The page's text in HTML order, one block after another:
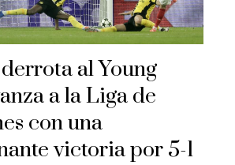
al Young
a la Liga de
con una
victoria por 5-1